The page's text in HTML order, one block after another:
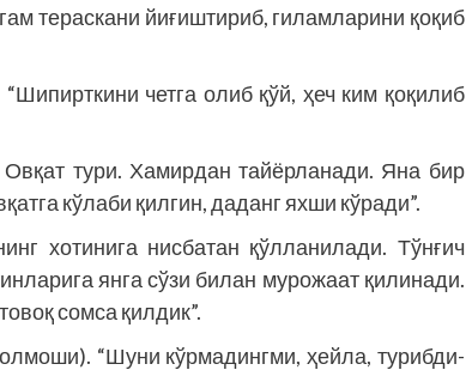
тераскани йиғиштириб, гиламларини қоқиб
“Шипирткини четга олиб қўй, ҳеч ким қоқилиб
тури. Хамирдан тайёрланади. Яна бир
кўлаби қилгин, даданг яхши кўради”.
хотинига нисбатан қўлланилади. Тўнғич
янга сўзи билан мурожаат қилинади.
сомса қилдик”.
“Шуни кўрмадингми, ҳейла, турибди-